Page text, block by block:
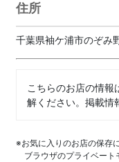
住所
千葉県袖ケ浦市のぞみ
こちらのお店の情報
解ください。掲載情
※お気に入りのお店の保存
ブラウザのプライベー